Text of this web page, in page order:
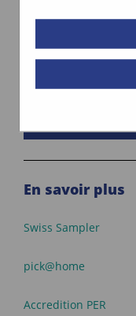
info@lbu.ch
En savoir plus
Swiss Sampler
pick@home
Accredition PER